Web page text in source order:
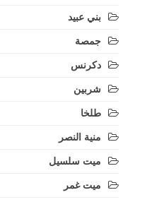
بني عبيد
جمصة
دكرنس
شربين
طلخا
منية النصر
ميت سلسيل
ميت غمر